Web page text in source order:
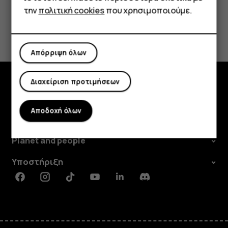
Ναι Όχι
Εξερευνήστε
Πληροφορίες
Planet and people
Υποστήριξη
FacebookInstagramTiktokYoutubeLinkedinDiscord
τηνπολιτική cookiesπου χρησιμοποιούμε.
Απόρριψη όλων
Διαχείριση προτιμήσεων
Αποδοχή όλων